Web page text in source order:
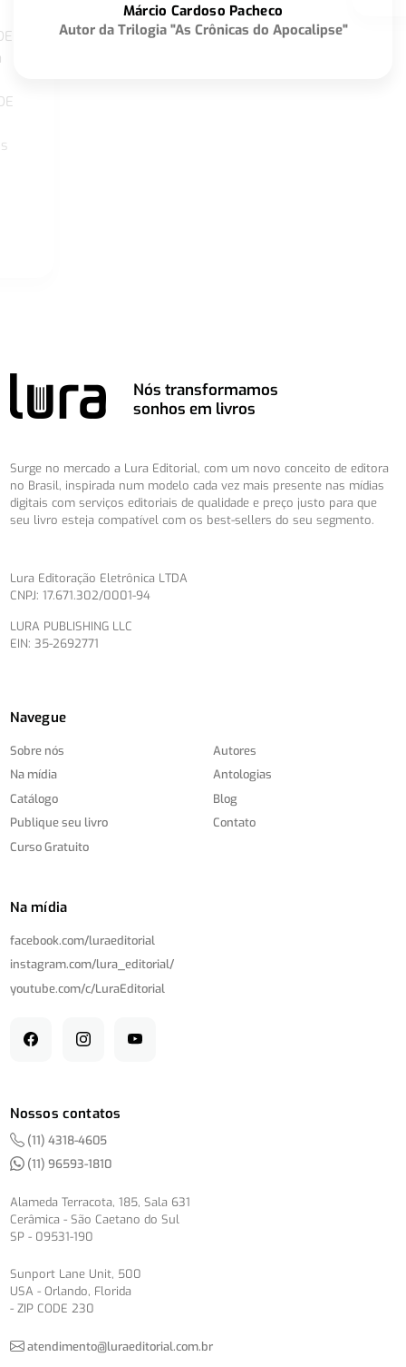
Márcio Cardoso Pacheco
Autor da Trilogia "As Crônicas do Apocalipse"
Nós transformamos
sonhos em livros
Surge no mercado a Lura Editorial, com um novo conceito de editora
no Brasil, inspirada num modelo cada vez mais presente nas mídias
digitais com serviços editoriais de qualidade e preço justo para que
seu livro esteja compatível com os best-sellers do seu segmento.
Lura Editoração Eletrônica LTDA
CNPJ: 17.671.302/0001-94
LURA PUBLISHING LLC
EIN: 35-2692771
Navegue
Sobre nós
Na mídia
Catálogo
Publique seu livro
Curso Gratuito
Autores
Antologias
Blog
Contato
Na mídia
facebook.com/luraeditorial
instagram.com/lura_editorial/
youtube.com/c/LuraEditorial
Nossos contatos
(11) 4318-4605
(11) 96593-1810
Alameda Terracota, 185, Sala 631
Cerâmica - São Caetano do Sul
SP - 09531-190
Sunport Lane Unit, 500
USA - Orlando, Florida
- ZIP CODE 230
atendimento@luraeditorial.com.br